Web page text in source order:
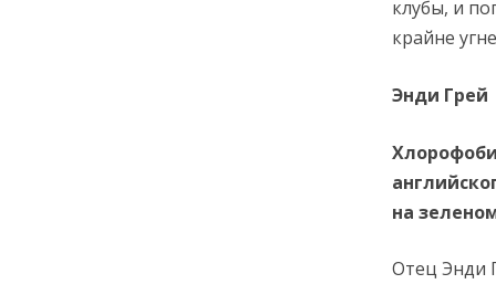
клубы, и
крайне
Энди Грей
на
Отец Энди